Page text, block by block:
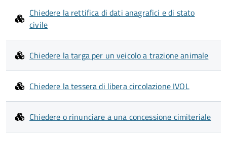
Chiedere la rettifica di dati anagrafici e di stato
civile
Chiedere la targa per un veicolo a trazione animale
Chiedere la tessera di libera circolazione IVOL
Chiedere o rinunciare a una concessione cimiteriale